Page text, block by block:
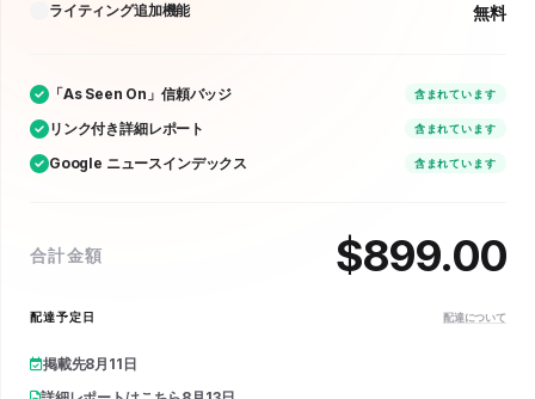
ライティング追加機能 無料
「As Seen On」信頼バッジ 含まれています
リンク付き詳細レポート 含まれています
Google ニュースインデックス 含まれています
合計金額 $899.00
配達予定日 配達について
掲載先8月11日